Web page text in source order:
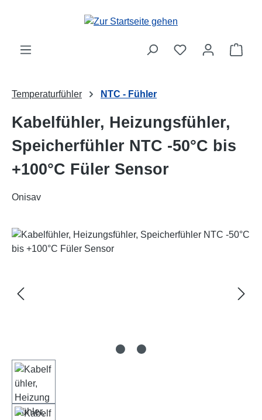
Zum Hauptinhalt springen
Temperaturfühler NTC - Fühler
Kabelfühler, Heizungsfühler,
Speicherfühler NTC -50°C bis
+100°C Füler Sensor
Onisav
Bildergalerie überspringen